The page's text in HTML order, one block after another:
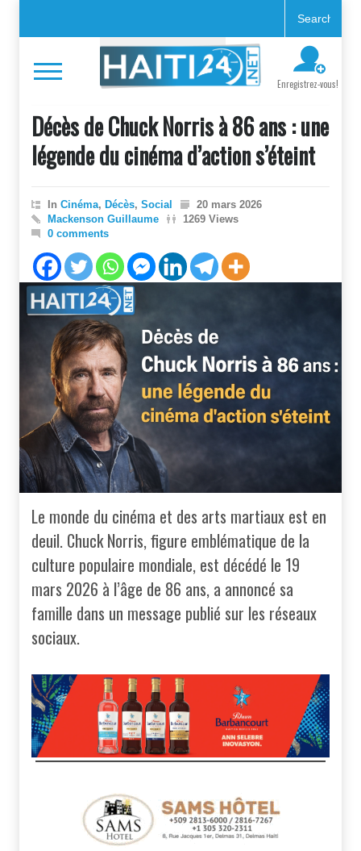
Enregistrez-vous!
Décès de Chuck Norris à 86 ans : une
légende du cinéma d’action s’éteint
In Cinéma, Décès, Social
20 mars 2026
Mackenson Guillaume
1269 Views
0 comments
Le monde du cinéma et des arts martiaux est en
deuil. Chuck Norris, figure emblématique de la
culture populaire mondiale, est décédé le 19
mars 2026 à l’âge de 86 ans, a annoncé sa
famille dans un message publié sur les réseaux
sociaux.